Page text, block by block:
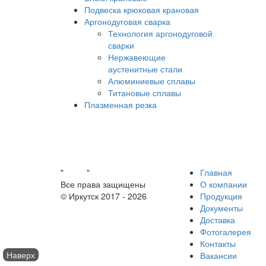
Подвеска крюковая крановая
Аргонодуговая сварка
Технология аргонодуговой
сварки
Нержавеющие
аустенитные стали
Алюминиевые сплавы
Титановые сплавы
Плазменная резка
"
"
Все права защищены
© Иркутск 2017 - 2026
Главная
О компании
Продукция
Документы
Доставка
Фотогалерея
Контакты
Вакансии
Наверх